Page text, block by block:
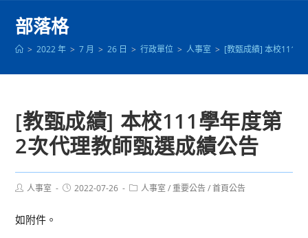
部落格
> 2022 年 > 7 月 > 26 日 > 行政單位 > 人事室 > [教甄成績] 本校111學
[教甄成績] 本校111學年度第
2次代理教師甄選成績公告
Post人事室
Post2022-07-26
Post人事室 / 重要公告 / 首頁公告
如附件。